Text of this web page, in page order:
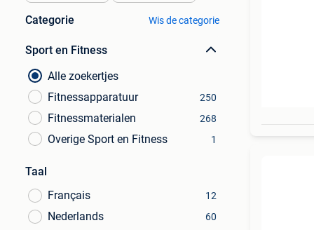
Categorie Wis de categorie
Sport en Fitness
Alle zoekertjes
Fitnessapparatuur
250
Fitnessmaterialen 268
Overige Sport en Fitness 1
Taal
Français
12
Nederlands 60